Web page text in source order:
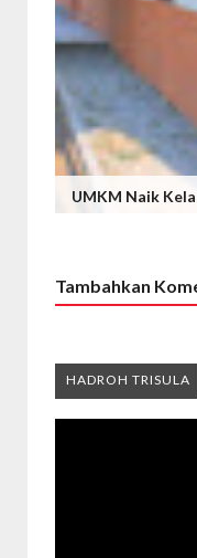
UMKM Naik
Tambahkan
HADROH TRISULA